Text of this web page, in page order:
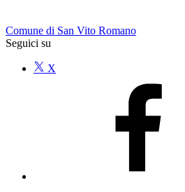
Comune di San Vito Romano
Seguici su
X